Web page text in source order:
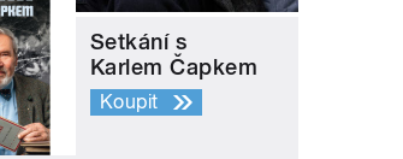
Setkání s
Karlem Čapkem
Koupit